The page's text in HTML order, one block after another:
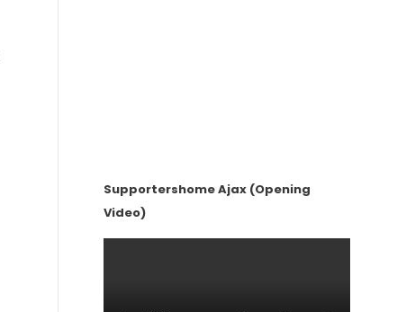
Supportershome Ajax (Opening
Video)